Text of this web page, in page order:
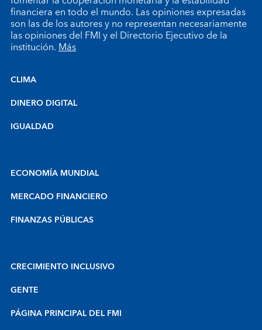
financiera en todo el mundo. Las opiniones expresadas
son las de los autores y no representan necesariamente
las opiniones del FMI y el Directorio Ejecutivo de la
institución.Más
CLIMA
DINERO DIGITAL
IGUALDAD
ECONOMÍA MUNDIAL
MERCADO FINANCIERO
FINANZAS PÚBLICAS
CRECIMIENTO INCLUSIVO
GENTE
PÁGINA PRINCIPAL DEL FMI